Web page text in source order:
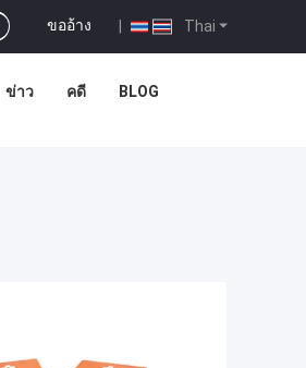
Thai
ขออ้าง |
ข่าว คดี BLOG